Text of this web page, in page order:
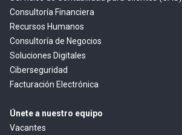
Consultoría Financiera
Recursos Humanos
Consultoría de Negocios
Soluciones Digitales
Ciberseguridad
Facturación Electrónica
Únete a nuestro equipo
Vacantes